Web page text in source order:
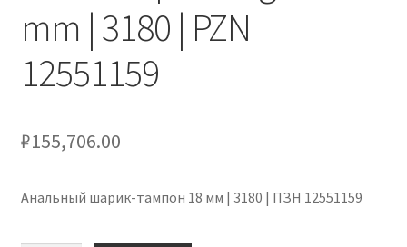
mm | 3180 | PZN
12551159
₽155,706.00
Анальный шарик-тампон 18 мм | 3180 | ПЗН 12551159